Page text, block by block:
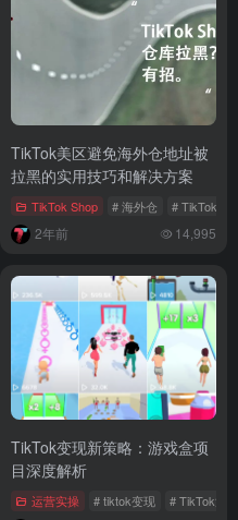
# 本土货盘
TikTok美区避免海外仓地址被
拉黑的实用技巧和解决方案
TikTok Shop # 海外仓 # TikTok美
2年前 14,995
# 国际版抖音 # TikTok私域
TikTok变现新策略：游戏盒项
目深度解析
运营实操 # tiktok变现 # TikTok流